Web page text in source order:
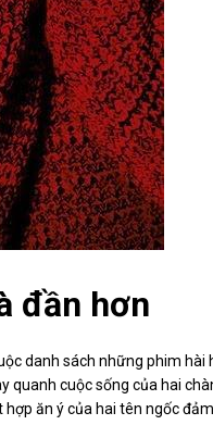
đần hơn
danh sách những phim hài
quanh cuộc sống của hai
ăn ý của hai tên ngốc